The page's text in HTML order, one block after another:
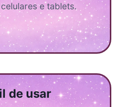
e tablets.
de usar